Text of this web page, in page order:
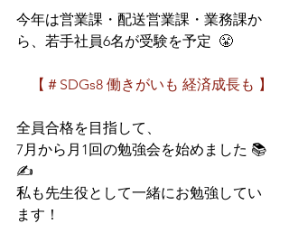
今年は営業課・配送営業課・業務課か
ら、若手社員6名が受験を予定  😤
【＃SDGs8 働きがいも 経済成長も 】
全員合格を目指して、
7月から月1回の勉強会を始めました 📚
✍️
私も先生役として一緒にお勉強してい
ます！